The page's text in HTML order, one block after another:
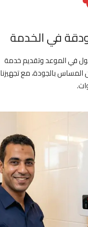
في الخدمة
في الموعد وتقديم خدمة
بالجودة، مع تجهيزنا